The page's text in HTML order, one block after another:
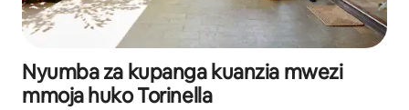
Nyumba za kupanga kuanzia mwezi
mmoja huko Torinella